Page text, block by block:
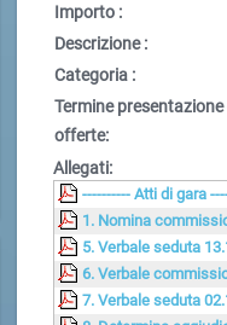
Importo :
Descrizione :
Categoria :
Termine presentazione
offerte:
Allegati:
---------- Atti di gara
1. Nomina
5. Verbale seduta
6. Verbale
7. Verbale seduta